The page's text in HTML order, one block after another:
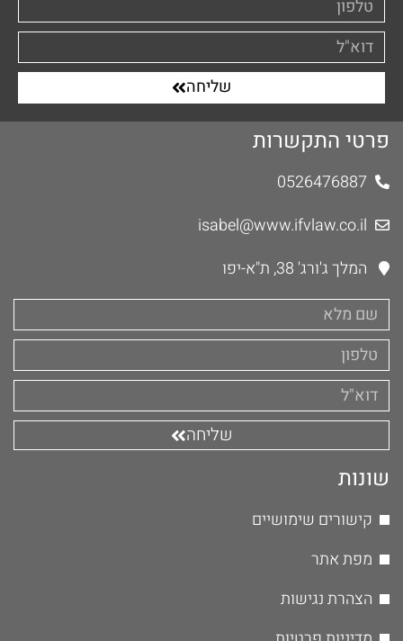
שליחה
פרטי התקשרות
0526476887
isabel@www.ifvlaw.co.il
המלך ג'ורג' 38, ת"א-יפו
שליחה
שונות
קישורים שימושיים
מפת אתר
הצהרת נגישות